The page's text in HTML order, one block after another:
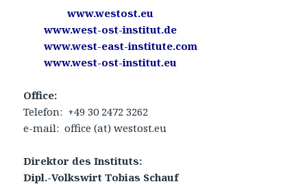
www.westost.eu
www.west-ost-institut.de
www.west-east-institute.com
www.west-ost-institut.eu
Office:
Telefon: +49 30 2472 3262
e-mail: office (at) westost.eu
Direktor des Instituts:
Dipl.-Volkswirt Tobias Schauf